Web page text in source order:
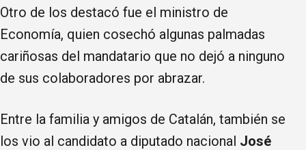
Otro de los destacó fue el ministro de
Economía, quien cosechó algunas palmadas
cariñosas del mandatario que no dejó a ninguno
de sus colaboradores por abrazar.
Entre la familia y amigos de Catalán, también se
los vio al candidato a diputado nacional José